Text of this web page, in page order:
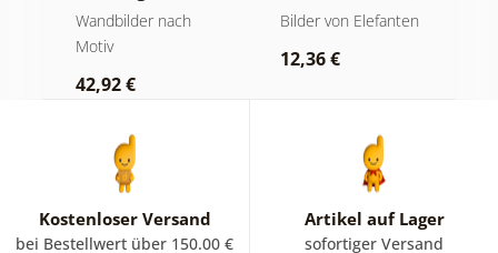
Berggipfel in
Schwarz-Weiß
Wandbilder nach
Motiv
42,92 €
und Ruhe
Bilder von Elefanten
12,36 €
Kostenloser Versand
bei Bestellwert über 150.00 €
Artikel auf Lager
sofortiger Versand